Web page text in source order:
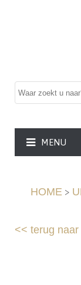
MENU
HOME>
<<terug